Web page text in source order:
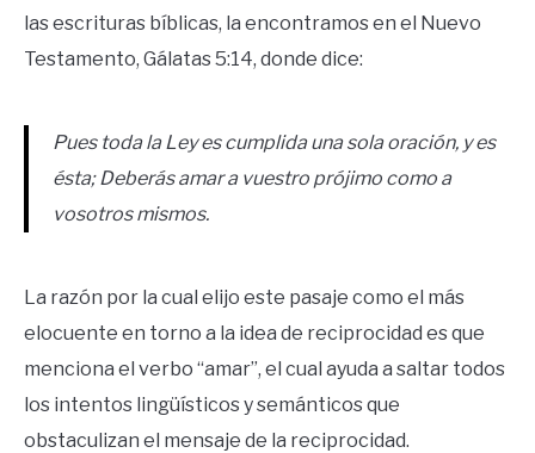
las escrituras bíblicas, la encontramos en el Nuevo
Testamento, Gálatas 5:14, donde dice:
Pues toda la Ley es cumplida una sola oración, y es
ésta; Deberás amar a vuestro prójimo como a
vosotros mismos.
La razón por la cual elijo este pasaje como el más
elocuente en torno a la idea de reciprocidad es que
menciona el verbo “amar”, el cual ayuda a saltar todos
los intentos lingüísticos y semánticos que
obstaculizan el mensaje de la reciprocidad.